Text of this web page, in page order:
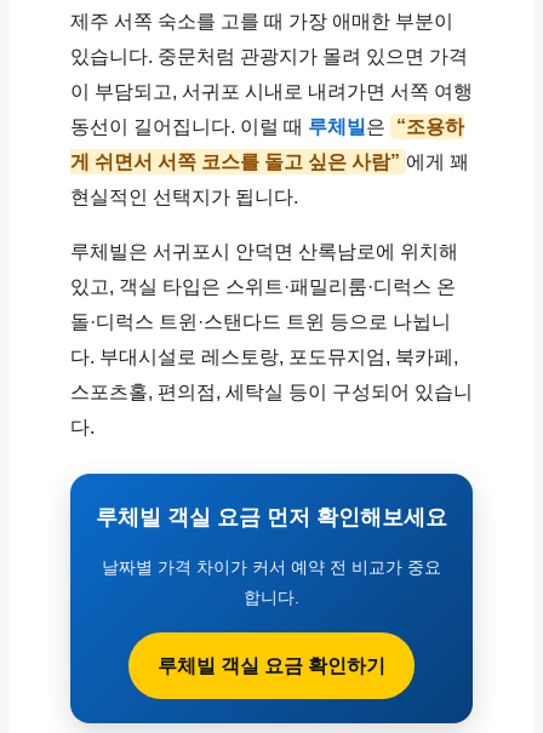
제주 서쪽 숙소를 고를 때 가장 애매한 부분이
있습니다. 중문처럼 관광지가 몰려 있으면 가격
이 부담되고, 서귀포 시내로 내려가면 서쪽 여행
동선이 길어집니다. 이럴 때 루체빌 은
“조용하
게 쉬면서 서쪽 코스를 돌고 싶은 사람” 에게 꽤
현실적인 선택지가 됩니다.
루체빌은 서귀포시 안덕면 산록남로에 위치해
있고, 객실 타입은 스위트·패밀리룸·디럭스 온
돌·디럭스 트윈·스탠다드 트윈 등으로 나뉩니
다. 부대시설로 레스토랑, 포도뮤지엄, 북카페,
스포츠홀, 편의점, 세탁실 등이 구성되어 있습니
다.
루체빌 객실 요금 먼저 확인해보세요
날짜별 가격 차이가 커서 예약 전 비교가 중요
합니다.
루체빌 객실 요금 확인하기